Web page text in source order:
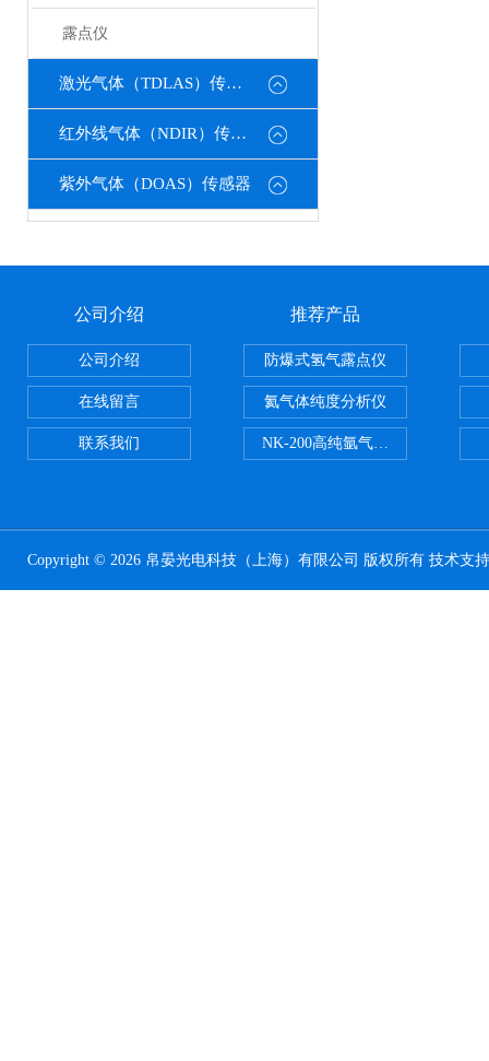
露点仪
激光气体（TDLAS）传感器
红外线气体（NDIR）传感器
紫外气体（DOAS）传感器
公司介绍
公司介绍
在线留言
联系我们
推荐产品
防爆式氢气露点仪
氦气体纯度分析仪
NK-200高纯氩气纯度分析仪
Copyright © 2026 帛晏光电科技（上海）有限公司 版权所有 技术支